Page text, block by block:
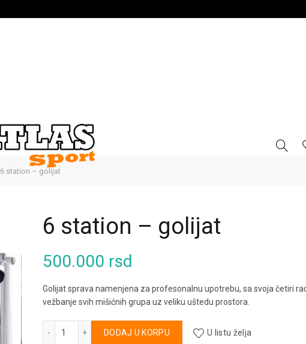
6 station – golijat
6 station – golijat
500.000 rsd
Golijat sprava namenjena za profesonalnu upotrebu, sa svoja četiri
vežbanje svih mišićnih grupa uz veliku uštedu prostora.
DODAJ U KORPU
Alternative:
U listu želja